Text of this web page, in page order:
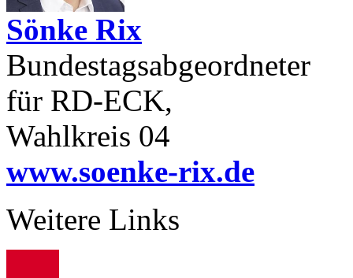
Sönke Rix
Bundestagsabgeordneter
für RD-ECK,
Wahlkreis 04
www.soenke-rix.de
Weitere Links